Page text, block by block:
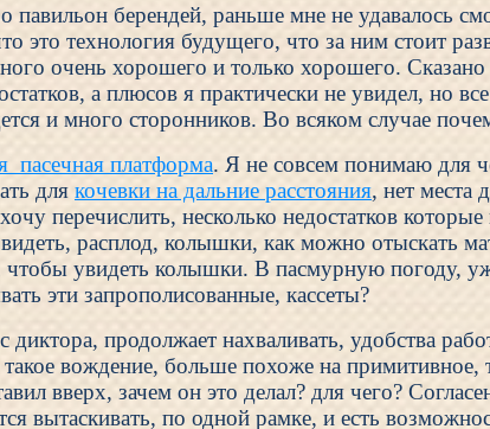
павильон берендей, раньше мне не удавалось
технология будущего, что за ним стоит
очень хорошего и только хорошего. Сказано
а плюсов я практически не увидел, но
и много сторонников. Во всяком случае
пасечная платформа. Я не совсем понимаю для
для кочевки на дальние расстояния, нет места
перечислить, несколько недостатков
расплод, колышки, как можно отыскать
увидеть колышки. В пасмурную погоду,
эти запрополисованные, кассеты?
продолжает нахваливать, удобства
вождение, больше похоже на
вверх, зачем он это делал? для чего?
вытаскивать, по одной рамке, и есть